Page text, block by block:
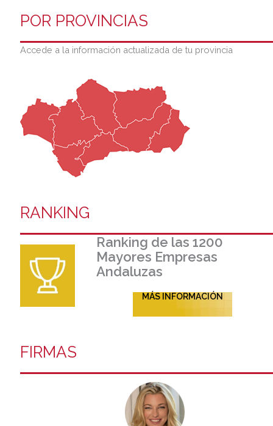
POR PROVINCIAS
Accede a la información actualizada de tu provincia
RANKING
Ranking de las 1200
Mayores Empresas
Andaluzas
MÁS INFORMACIÓN
FIRMAS